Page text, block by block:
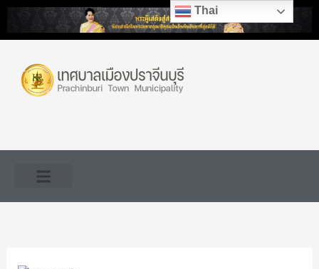
Skip
content
Thai